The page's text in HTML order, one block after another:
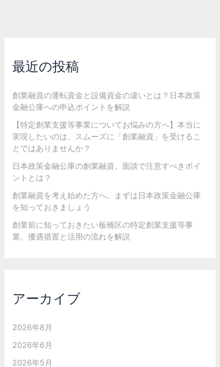
最近の投稿
創業融資の運転資金と設備資金の違いとは？日本政策
金融公庫への申込ポイントを解説
【特定創業支援等事業についてお悩みの方へ】本当に
実現したいのは、スムーズに「創業融資」を受けるこ
とではありませんか？
日本政策金融公庫の創業融資。面談で注意すべきポイ
ントとは？
創業融資を考え始めた方へ。まずは日本政策金融公庫
を知っておきましょう
創業前に知っておきたい板橋区の特定創業支援等事
業。優遇措置と活用の流れを解説
アーカイブ
2026年8月
2026年6月
2026年5月